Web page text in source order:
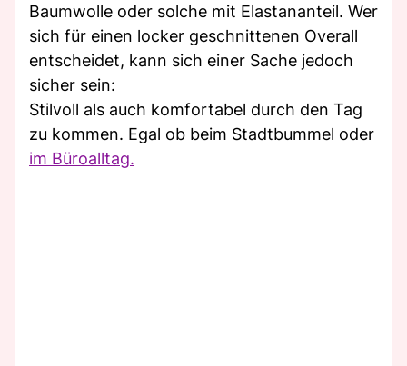
Baumwolle oder solche mit Elastananteil. Wer
sich für einen locker geschnittenen Overall
entscheidet, kann sich einer Sache jedoch
sicher sein:
Stilvoll als auch komfortabel durch den Tag
zu kommen. Egal ob beim Stadtbummel oder
im Büroalltag.